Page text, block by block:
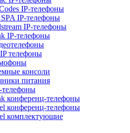
IP-телефоны
IP-телефоны
IP-телефоны
IP-телефоны
телефоны
консоли
питания
конференц-телефоны
конференц-телефоны
комплектующие